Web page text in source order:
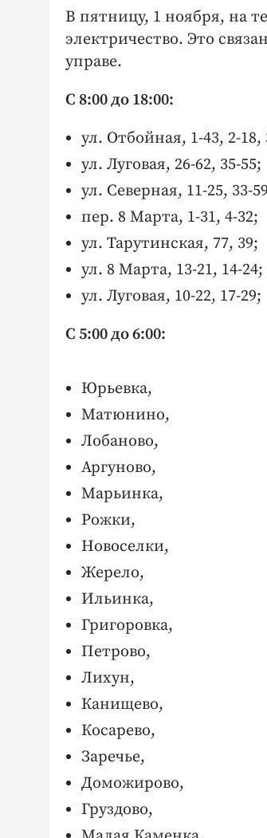
В пятницу, 1 ноября, на
электричество. Это
управе.
С 8:00 до 18:00:
ул. Отбойная, 1-43, 2-18,
ул. Луговая, 26-62, 35-55;
ул. Северная, 11-25, 33-
пер. 8 Марта, 1-31, 4-32;
ул. Тарутинская, 77, 39;
ул. 8 Марта, 13-21, 14-24;
ул. Луговая, 10-22, 17-29;
С 5:00 до 6:00:
Юрьевка,
Матюнино,
Лобаново,
Аргуново,
Марьинка,
Рожки,
Новоселки,
Жерело,
Ильинка,
Григоровка,
Петрово,
Лихун,
Канищево,
Косарево,
Заречье,
Доможирово,
Груздово,